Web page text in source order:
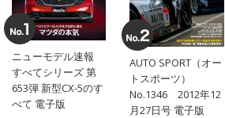
ニューモデル速報
すべてシリーズ 第
653弾 新型CX-5のす
べて 電子版
AUTO SPORT（オー
トスポーツ）
No.1346 2012年12
月27日号 電子版